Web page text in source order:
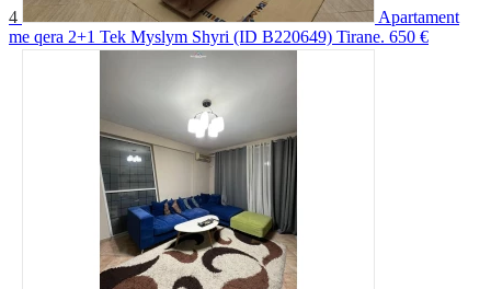
4
Apartament
me qera 2+1 Tek Myslym Shyri (ID B220649) Tirane. 650 €